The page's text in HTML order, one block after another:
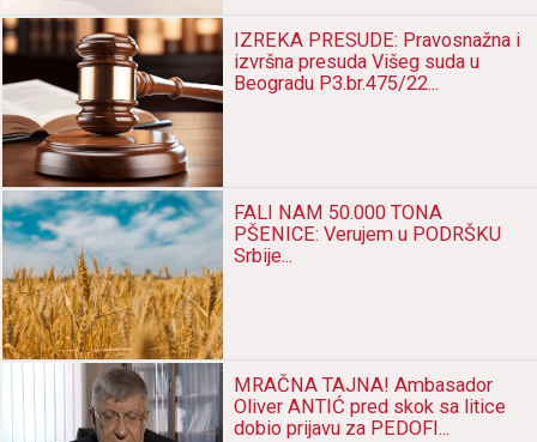
IZREKA PRESUDE: Pravosnažna i
izvršna presuda Višeg suda u
Beogradu P3.br.475/22...
FALI NAM 50.000 TONA
PŠENICE: Verujem u PODRŠKU
Srbije...
MRAČNA TAJNA! Ambasador
Oliver ANTIĆ pred skok sa litice
dobio prijavu za PEDOFI...